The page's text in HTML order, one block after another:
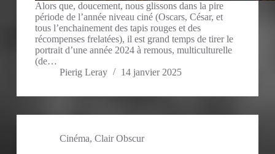
Alors que, doucement, nous glissons dans la pire
période de l’année niveau ciné (Oscars, César, et
tous l’enchainement des tapis rouges et des
récompenses frelatées), il est grand temps de tirer le
portrait d’une année 2024 à remous, multiculturelle
(de…
Pierig Leray
14 janvier 2025
Cinéma, Clair Obscur